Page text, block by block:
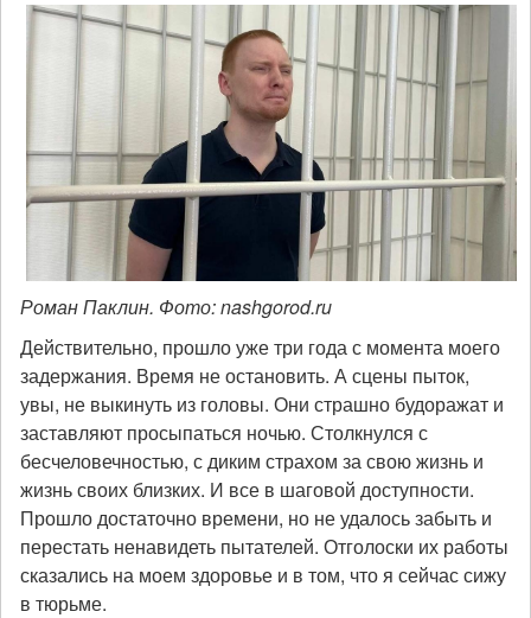
Роман Паклин. Фото: nashgorod.ru
Действительно, прошло уже три года с момента моего
задержания. Время не остановить. А сцены пыток,
увы, не выкинуть из головы. Они страшно будоражат и
заставляют просыпаться ночью. Столкнулся с
бесчеловечностью, с диким страхом за свою жизнь и
жизнь своих близких. И все в шаговой доступности.
Прошло достаточно времени, но не удалось забыть и
перестать ненавидеть пытателей. Отголоски их работы
сказались на моем здоровье и в том, что я сейчас сижу
в тюрьме.